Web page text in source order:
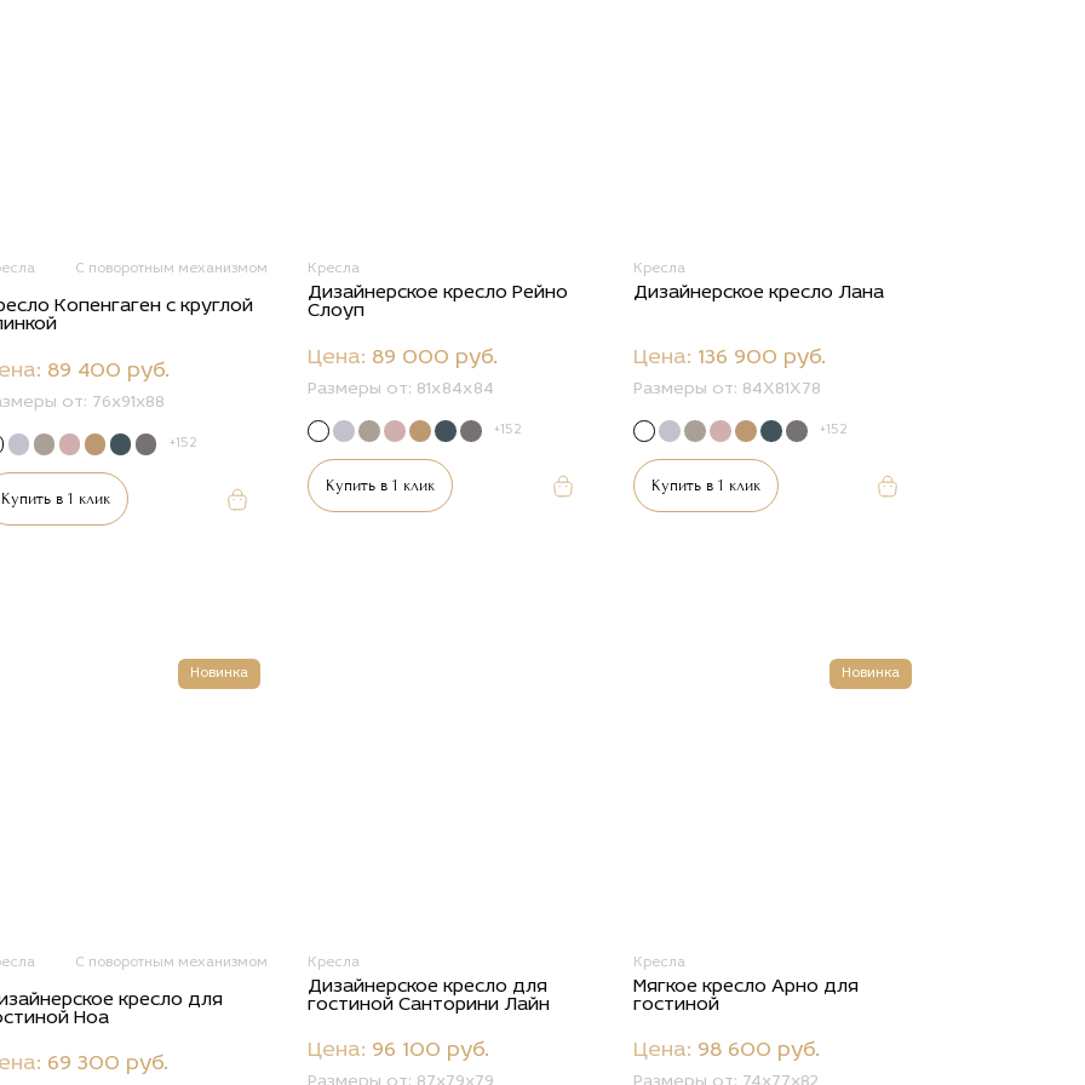
С поворотным механизмом
Копенгаген с круглой
89 400 руб.
от: 76x91x88
+152
Купить в 1 клик
Кресла
Дизайнерское кресло Рейно
Слоуп
Цена: 89 000 руб.
Размеры от: 81х84х84
+152
Купить в 1 клик
Кресла
Дизайнерское кресло Лана
Цена: 136 900 руб.
Размеры от: 84Х81Х78
+152
Купить в 1 клик
Новинка
С поворотным механизмом
кресло для
Ноа
69 300 руб.
Кресла
Дизайнерское кресло для
гостиной Санторини Лайн
Цена: 96 100 руб.
Новинка
Кресла
Мягкое кресло Арно для
гостиной
Цена: 98 600 руб.